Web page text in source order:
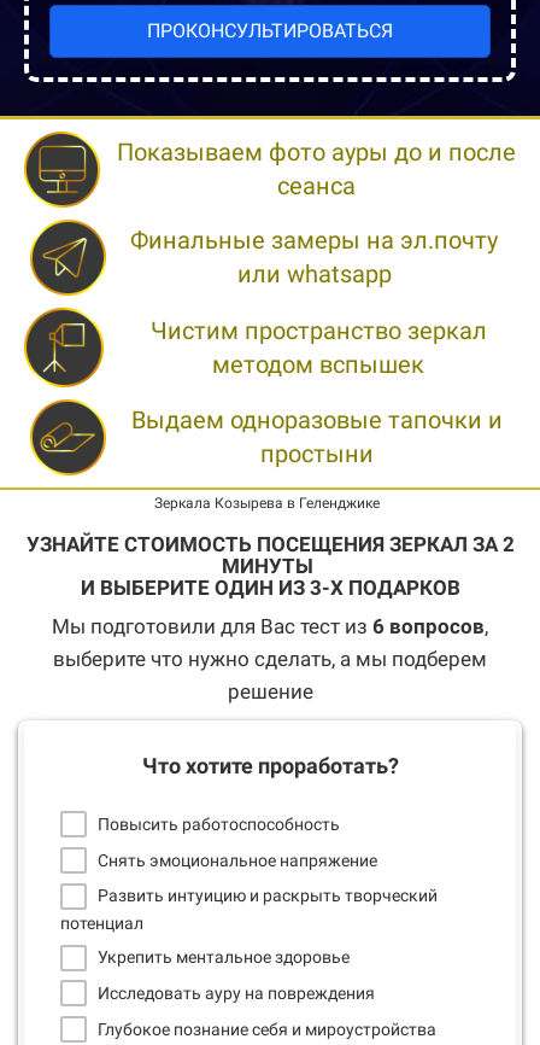
ПРОКОНСУЛЬТИРОВАТЬСЯ
Показываем фото ауры до и после
сеанса
Финальные замеры на эл.почту
или whatsapp
Чистим пространство зеркал
методом вспышек
Выдаем одноразовые тапочки и
простыни
Зеркала Козырева в Геленджике
УЗНАЙТЕ СТОИМОСТЬ ПОСЕЩЕНИЯ ЗЕРКАЛ ЗА 2
МИНУТЫ
И ВЫБЕРИТЕ ОДИН ИЗ 3-Х ПОДАРКОВ
Мы подготовили для Вас тест из 6 вопросов,
выберите что нужно сделать, а мы подберем
решение
Что хотите проработать?
Повысить работоспособность
Снять эмоциональное напряжение
Развить интуицию и раскрыть творческий
потенциал
Укрепить ментальное здоровье
Исследовать ауру на повреждения
Глубокое познание себя и мироустройства